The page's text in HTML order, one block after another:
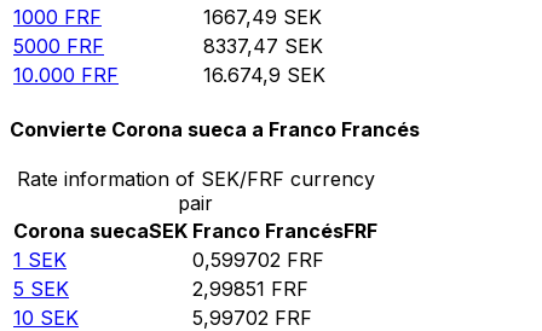
1000 FRF 1667,49 SEK
5000 FRF 8337,47 SEK
10.000 FRF 16.674,9 SEK
Convierte Corona sueca a Franco Francés
Rate information of SEK/FRF currency
pair
Corona suecaSEK Franco FrancésFRF
1 SEK 0,599702 FRF
5 SEK 2,99851 FRF
10 SEK 5,99702 FRF